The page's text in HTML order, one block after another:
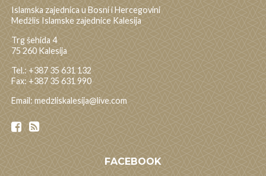
Islamska zajednica u Bosni i Hercegovini
Medžlis Islamske zajednice Kalesija
Trg šehida 4
75 260 Kalesija
Tel.: +387 35 631 132
Fax: +387 35 631 990
Email: medzliskalesija@live.com
FACEBOOK